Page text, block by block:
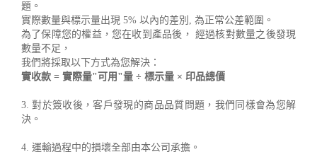
題。
實際數量與標示量出現 5% 以內的差別, 為正常公差範圍。
為了保障您的權益，您在收到產品後， 經過核對數量之後發現
數量不足，
我們將採取以下方式為您解決：
實收款 = 實際量"可用"量 ÷ 標示量 × 印品總價
3. 對於簽收後，客戶發現的商品品質問題，我們同樣會為您解
決。
4. 運輸過程中的損壞全部由本公司承擔。